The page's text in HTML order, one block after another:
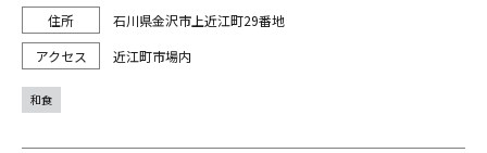
石川県金沢市上近江町29番地
近江町市場内
和食